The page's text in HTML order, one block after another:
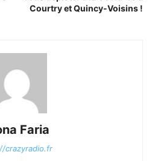
Courtry et Quincy-Voisins !
Faria
crazyradio.fr